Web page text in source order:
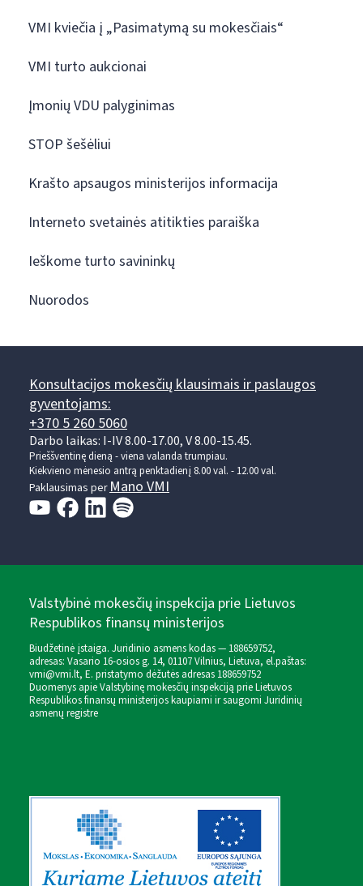
VMI kviečia į „Pasimatymą su mokesčiais“
VMI turto aukcionai
Įmonių VDU palyginimas
STOP šešėliui
Krašto apsaugos ministerijos informacija
Interneto svetainės atitikties paraiška
Ieškome turto savininkų
Nuorodos
Konsultacijos mokesčių klausimais ir paslaugos
gyventojams:
+370 5 260 5060
Darbo laikas: I-IV 8.00-17.00, V 8.00-15.45.
Prieššventinę dieną - viena valanda trumpiau.
Kiekvieno mėnesio antrą penktadienį 8.00 val. - 12.00 val.
Paklausimas perMano VMI
Valstybinė mokesčių inspekcija prie Lietuvos
Respublikos finansų ministerijos
Biudžetinė įstaiga. Juridinio asmens kodas — 188659752,
adresas: Vasario 16-osios g. 14, 01107 Vilnius, Lietuva, el.paštas:
vmi@vmi.lt, E. pristatymo dėžutės adresas 188659752
Duomenys apie Valstybinę mokesčių inspekciją prie Lietuvos
Respublikos finansų ministerijos kaupiami ir saugomi Juridinių
asmenų registre